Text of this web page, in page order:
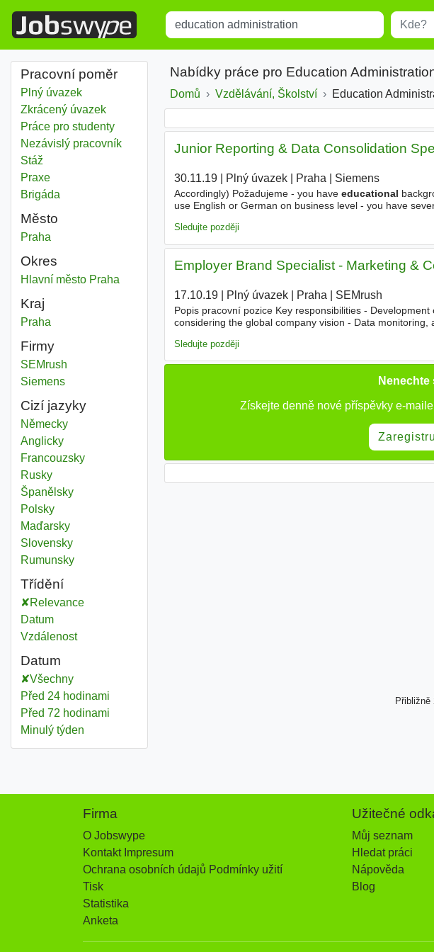
Title Místo
Pracovní poměr
Plný úvazek
Zkrácený úvazek
Práce pro studenty
Nezávislý pracovník
Stáž
Praxe
Brigáda
Město
Education administration
Praha
Okres
Education administration
Hlavní město Praha
Kraj
Education administration
Praha
Firmy
SEMrush
Siemens
Cizí jazyky
Německy
Anglicky
Francouzsky
Rusky
Španělsky
Polsky
Maďarsky
Slovensky
Rumunsky
Třídění
Relevance
Datum
Vzdálenost
Datum
Všechny
Před 24 hodinami
Před 72 hodinami
Minulý týden
Nabídky práce pro Education
Domů Vzdělávání, Školství Education
Junior Reporting & Data Consolidation
30.11.19| Plný úvazek| Praha Siemens|
Accordingly) Požadujeme - you have educational
use English or German on business level - you have
Sledujte později
Employer Brand Specialist - Marketing &
17.10.19| Plný úvazek| Praha SEMrush
Popis pracovní pozice Key responsibilities -
considering the global company vision - Data
Sledujte později
Nenechte
Získejte denně nové příspěvky e-
Přibližně
Firma
O Jobswype
Kontakt Impresum
Ochrana osobních údajů Podmínky užití
Tisk
Statistika
Anketa
Užitečné
Můj seznam
Hledat práci
Nápověda
Blog